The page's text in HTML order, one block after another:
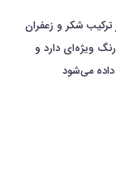
شکر و زعفران
ویژه‌ای دارد و